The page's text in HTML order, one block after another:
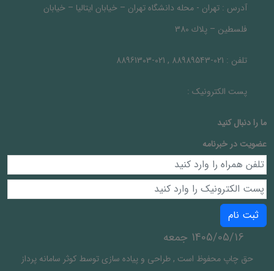
آدرس : تهران - محله دانشگاه تهران – خيابان ايتاليا – خيابان
فلسطين – پلاك 380
تلفن : 021-88989543 , 021-88961303
پست الکترونیک :
ما را دنبال کنيد
عضویت در خبرنامه
ثبت نام
1405/05/16 جمعه
حق چاپ محفوظ است ,طراحی و پیاده سازی توسطکوثر سامانه پرداز